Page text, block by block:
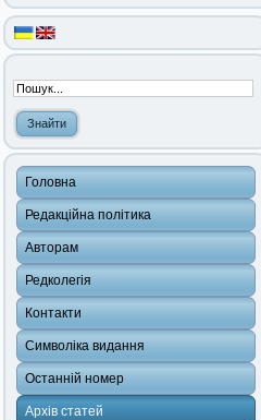
Головна
Редакційна політика
Авторам
Редколегія
Контакти
Символіка видання
Останній номер
Архів статей